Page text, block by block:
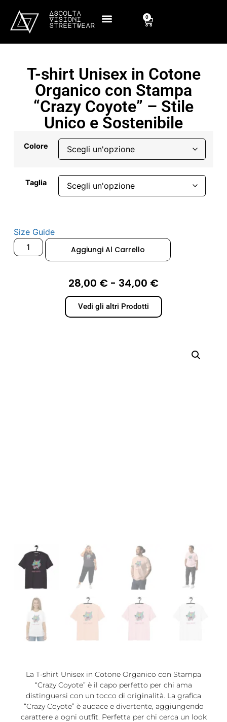
Ascolta
Visioni
streetwear
0
T-shirt Unisex in Cotone
Organico con Stampa
“Crazy Coyote” – Stile
Unico e Sostenibile
Colore
Taglia
Size Guide
Aggiungi Al Carrello
28,00 € - 34,00 €
Vedi gli altri Prodotti
La T-shirt Unisex in Cotone Organico con Stampa
“Crazy Coyote” è il capo perfetto per chi ama
distinguersi con un tocco di originalità. La grafica
“Crazy Coyote” è audace e divertente, aggiungendo
carattere a ogni outfit. Perfetta per chi cerca un look